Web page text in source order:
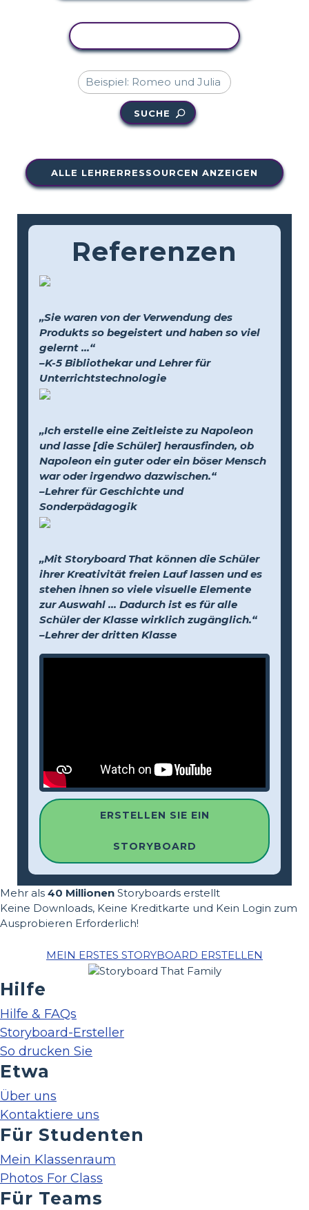
SUCHE
ALLE LEHRERRESSOURCEN ANZEIGEN
Referenzen
„Sie waren von der Verwendung des
Produkts so begeistert und haben so viel
gelernt …“
–K-5 Bibliothekar und Lehrer für
Unterrichtstechnologie
„Ich erstelle eine Zeitleiste zu Napoleon
und lasse [die Schüler] herausfinden, ob
Napoleon ein guter oder ein böser Mensch
war oder irgendwo dazwischen.“
–Lehrer für Geschichte und
Sonderpädagogik
„Mit Storyboard That können die Schüler
ihrer Kreativität freien Lauf lassen und es
stehen ihnen so viele visuelle Elemente
zur Auswahl … Dadurch ist es für alle
Schüler der Klasse wirklich zugänglich.“
–Lehrer der dritten Klasse
ERSTELLEN SIE EIN
STORYBOARD
Mehr als 40 Millionen Storyboards erstellt
Keine Downloads, Keine Kreditkarte und Kein Login zum
Ausprobieren Erforderlich!
MEIN ERSTES STORYBOARD ERSTELLEN
Hilfe
Hilfe & FAQs
Storyboard-Ersteller
So drucken Sie
Etwa
Über uns
Kontaktiere uns
Für Studenten
Mein Klassenraum
Photos For Class
Für Teams